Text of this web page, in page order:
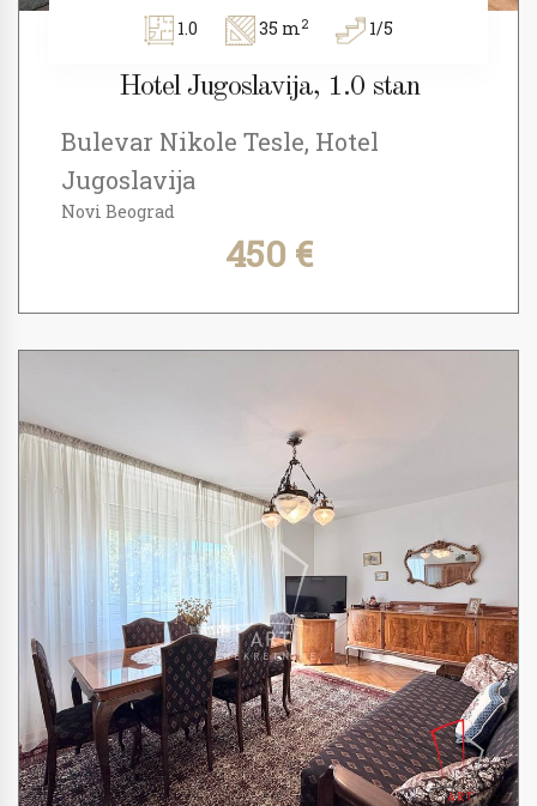
1.0 35 m2 1/5
Hotel Jugoslavija, 1.0 stan
Bulevar Nikole Tesle, Hotel
Jugoslavija
Novi Beograd
450 €